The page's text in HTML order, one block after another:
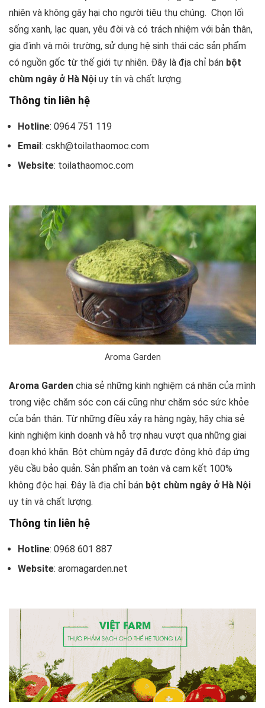
nhiên và không gây hại cho người tiêu thụ chúng. Chọn lối
sống xanh, lạc quan, yêu đời và có trách nhiệm với bản thân,
gia đình và môi trường, sử dụng hệ sinh thái các sản phẩm
có nguồn gốc từ thế giới tự nhiên. Đây là địa chỉ bán bột
chùm ngây ở Hà Nội uy tín và chất lượng.
Thông tin liên hệ
Hotline: 0964 751 119
Email : cskh@toilathaomoc.com
Website: toilathaomoc.com
Aroma Garden
Aroma Garden chia sẻ những kinh nghiệm cá nhân của mình
trong việc chăm sóc con cái cũng như chăm sóc sức khỏe
của bản thân. Từ những điều xảy ra hàng ngày, hãy chia sẻ
kinh nghiệm kinh doanh và hỗ trợ nhau vượt qua những giai
đoạn khó khăn. Bột chùm ngây đã được đông khô đáp ứng
yêu cầu bảo quản. Sản phẩm an toàn và cam kết 100%
không độc hại. Đây là địa chỉ bán bột chùm ngây ở Hà Nội
uy tín và chất lượng.
Thông tin liên hệ
Hotline: 0968 601 887
Website: aromagarden.net